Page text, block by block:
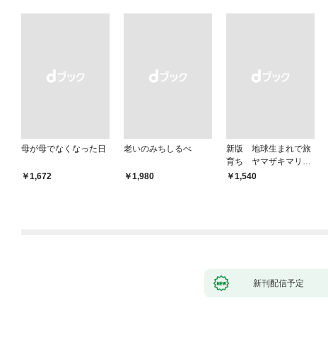
母が母でなくなった日
￥1,672
老いのみちしるべ
￥1,980
新版 地球生まれで旅
育ち ヤマザキマリ流
人生論
￥1,540
新刊配信予定